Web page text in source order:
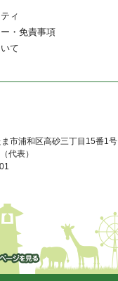
ィ
・免責事項
て
市浦和区高砂三丁目15番1号
代表）
まっ